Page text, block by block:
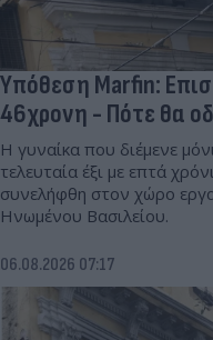
Υπόθεση Marfin:
46χρονη - Πότε θα
Η γυναίκα που διέμενε
τελευταία έξι με επτά
συνελήφθη στον χώρο
Ηνωμένου Βασιλείου.
06.08.2026 07:17